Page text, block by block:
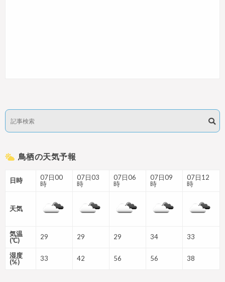
鳥栖の天気予報
日時
07日00
時
07日03
時
07日06
時
07日09
時
07日12
時
天気
気温
(℃)
29 29 29 34 33
湿度
(%)
33 42 56 56 38